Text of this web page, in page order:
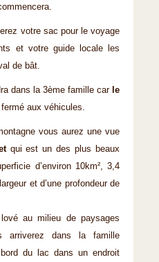
votre sac pour le voyage
et votre guide locale les
de bât.
dans la 3ème famille car le
aux véhicules.
vous aurez une vue
qui est un des plus beaux
d’environ 10km², 3,4
et d’une profondeur de
au milieu de paysages
arriverez dans la famille
du lac dans un endroit